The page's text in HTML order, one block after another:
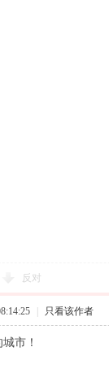
反对
只看该作者
市！